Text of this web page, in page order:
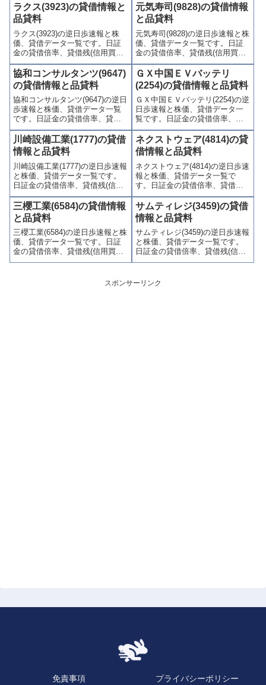
料(逆日歩)、東証の週末残高、規
制(注意喚起・申込停止)など、空
売り関連情報を集計し、図解で
わかりやすくまとめて掲載して
います。
歩)、東証の週末残高、規制(注意
喚起・申込停止)など、空売り関
連情報を集計し、図解でわかり
やすくまとめて掲載していま
す。
ラクス(3923)の貸借情報と
品貸料
ラクス(3923)の逆日歩速報と株
価、貸借データ一覧です。日証
金の貸借倍率、貸借残(信用買
残、信用売残)、品貸料(逆日
歩)、東証の週末残高、規制(注意
喚起・申込停止)など、空売り関
連情報を集計し、図解でわかり
やすくまとめて掲載していま
す。
元気寿司(9828)の貸借情報
と品貸料
元気寿司(9828)の逆日歩速報と株
価、貸借データ一覧です。日証
金の貸借倍率、貸借残(信用買
残、信用売残)、品貸料(逆日
歩)、東証の週末残高、規制(注意
喚起・申込停止)など、空売り関
連情報を集計し、図解でわかり
やすくまとめて掲載していま
す。
協和コンサルタンツ(9647)
の貸借情報と品貸料
協和コンサルタンツ(9647)の逆日
歩速報と株価、貸借データ一覧
です。日証金の貸借倍率、貸借
残(信用買残、信用売残)、品貸料
(逆日歩)、東証の週末残高、規制
(注意喚起・申込停止)など、空売
り関連情報を集計し、図解でわ
かりやすくまとめて掲載してい
ます。
ＧＸ中国ＥＶバッテリ
(2254)の貸借情報と品貸料
ＧＸ中国ＥＶバッテリ(2254)の逆
日歩速報と株価、貸借データ一
覧です。日証金の貸借倍率、貸
借残(信用買残、信用売残)、品貸
料(逆日歩)、東証の週末残高、規
制(注意喚起・申込停止)など、空
売り関連情報を集計し、図解で
わかりやすくまとめて掲載して
います。
川崎設備工業(1777)の貸借
情報と品貸料
川崎設備工業(1777)の逆日歩速報
と株価、貸借データ一覧です。
日証金の貸借倍率、貸借残(信用
買残、信用売残)、品貸料(逆日
歩)、東証の週末残高、規制(注意
喚起・申込停止)など、空売り関
連情報を集計し、図解でわかり
やすくまとめて掲載していま
す。
ネクストウェア(4814)の貸
借情報と品貸料
ネクストウェア(4814)の逆日歩速
報と株価、貸借データ一覧で
す。日証金の貸借倍率、貸借残
(信用買残、信用売残)、品貸料
(逆日歩)、東証の週末残高、規制
(注意喚起・申込停止)など、空売
り関連情報を集計し、図解でわ
かりやすくまとめて掲載してい
ます。
三櫻工業(6584)の貸借情報
と品貸料
三櫻工業(6584)の逆日歩速報と株
価、貸借データ一覧です。日証
金の貸借倍率、貸借残(信用買
残、信用売残)、品貸料(逆日
喚起・申込停止)など、空売り関
連情報を集計し、図解でわかり
サムティレジ(3459)の貸借
情報と品貸料
サムティレジ(3459)の逆日歩速報
と株価、貸借データ一覧です。
日証金の貸借倍率、貸借残(信用
買残、信用売残)、品貸料(逆日
喚起・申込停止)など、空売り関
連情報を集計し、図解でわかり
スポンサーリンク
免責事項 プライバシーポリシー